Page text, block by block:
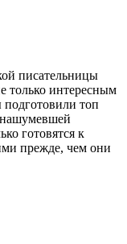
писательницы
только интересным
топ
нашумевшей
готовятся к
прежде, чем они